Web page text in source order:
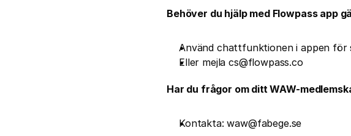
Behöver du hjälp med Flowpass app
Använd chattfunktionen i appen för
Eller mejla cs@flowpass.co
Har du frågor om ditt WAW-
Kontakta: waw@fabege.se